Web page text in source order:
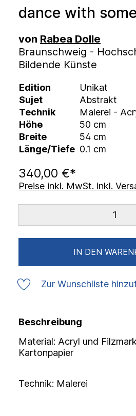
dance with
von Rabea Dolle
Braunschweig -
Bildende Künste
Edition
Unikat
Sujet
Abstrakt
Technik
Malerei -
Höhe
50 cm
Breite
54 cm
Länge/Tiefe 0.1 cm
340,00 €*
Preise inkl. MwSt. inkl.
IN DEN
Zur Wunschliste
Beschreibung
Material: Acryl und
Kartonpapier
Technik: Malerei